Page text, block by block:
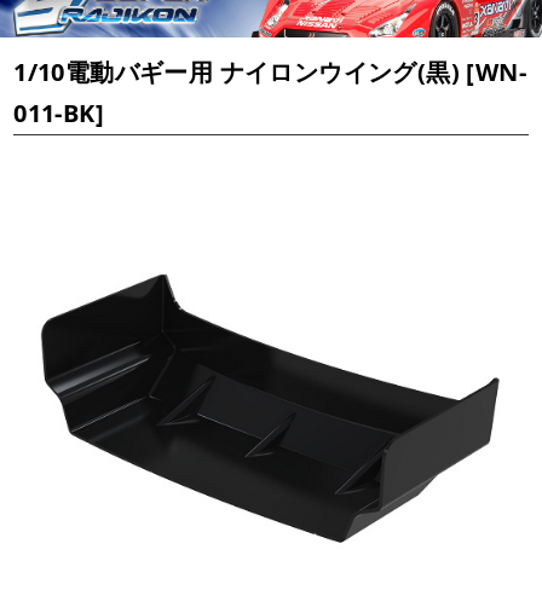
1/10電動バギー用 ナイロンウイング(黒) [WN-
011-BK]